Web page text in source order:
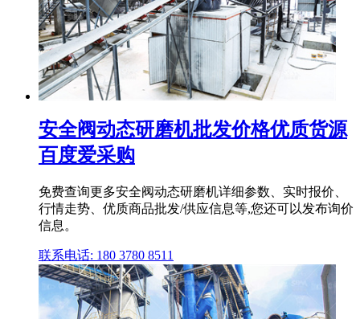
安全阀动态研磨机批发价格优质货源
百度爱采购
免费查询更多安全阀动态研磨机详细参数、实时报价、
行情走势、优质商品批发/供应信息等,您还可以发布询价
信息。
联系电话: 180 3780 8511